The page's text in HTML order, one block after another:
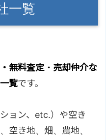
一覧
無料査定・売却仲介な
覧です。
ョン、etc.）や空き
空き地、畑、農地、